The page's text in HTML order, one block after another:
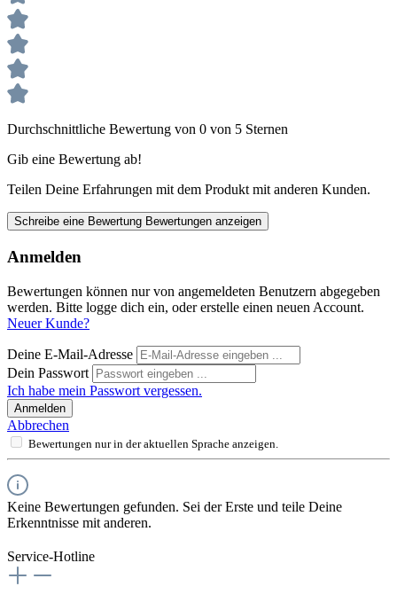
Durchschnittliche Bewertung von 0 von 5 Sternen
Gib eine Bewertung ab!
Teilen Deine Erfahrungen mit dem Produkt mit anderen Kunden.
Schreibe eine Bewertung Bewertungen anzeigen
Anmelden
Bewertungen können nur von angemeldeten Benutzern abgegeben
werden. Bitte logge dich ein, oder erstelle einen neuen Account.
Neuer Kunde?
Deine E-Mail-Adresse
Dein Passwort
Ich habe mein Passwort vergessen.
Anmelden
Abbrechen
Bewertungen nur in der aktuellen Sprache anzeigen.
Keine Bewertungen gefunden. Sei der Erste und teile Deine
Erkenntnisse mit anderen.
Service-Hotline